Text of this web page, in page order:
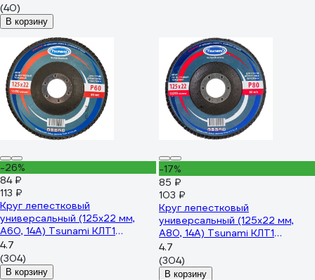
(40)
В корзину
-26%
84 ₽
113 ₽
Круг лепестковый
универсальный (125х22 мм,
А60, 14А) Tsunami КЛТ1
D96100000012560
4.7
(304)
В корзину
-17%
85 ₽
103 ₽
Круг лепестковый
универсальный (125х22 мм,
А80, 14А) Tsunami КЛТ1
D96100000012580
4.7
(304)
В корзину